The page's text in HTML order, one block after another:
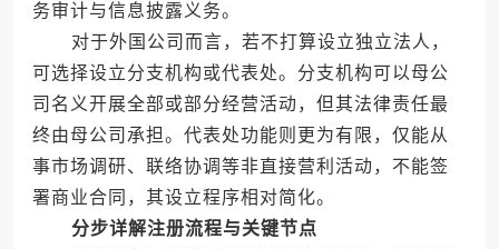
务审计与信息披露义务。
对于外国公司而言，若不打算设立独立法人，
可选择设立分支机构或代表处。分支机构可以母公
司名义开展全部或部分经营活动，但其法律责任最
终由母公司承担。代表处功能则更为有限，仅能从
事市场调研、联络协调等非直接营利活动，不能签
署商业合同，其设立程序相对简化。
分步详解注册流程与关键节点